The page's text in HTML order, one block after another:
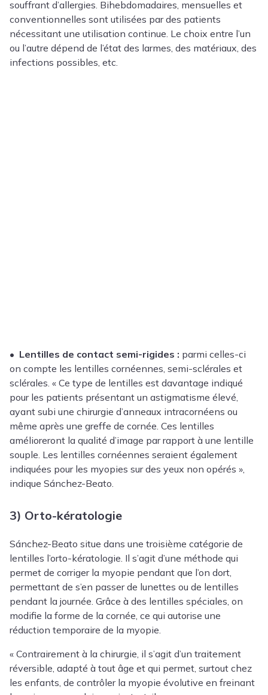
souffrant d’allergies. Bihebdomadaires, mensuelles et
conventionnelles sont utilisées par des patients
nécessitant une utilisation continue. Le choix entre l’un
ou l’autre dépend de l’état des larmes, des matériaux, des
infections possibles, etc.
• Lentilles de contact semi-rigides : parmi celles-ci
on compte les lentilles cornéennes, semi-sclérales et
sclérales. « Ce type de lentilles est davantage indiqué
pour les patients présentant un astigmatisme élevé,
ayant subi une chirurgie d’anneaux intracornéens ou
même après une greffe de cornée. Ces lentilles
amélioreront la qualité d’image par rapport à une lentille
souple. Les lentilles cornéennes seraient également
indiquées pour les myopies sur des yeux non opérés »,
indique Sánchez-Beato.
3) Orto-kératologie
Sánchez-Beato situe dans une troisième catégorie de
lentilles l’orto-kératologie. Il s’agit d’une méthode qui
permet de corriger la myopie pendant que l’on dort,
permettant de s’en passer de lunettes ou de lentilles
pendant la journée. Grâce à des lentilles spéciales, on
modifie la forme de la cornée, ce qui autorise une
réduction temporaire de la myopie.
« Contrairement à la chirurgie, il s’agit d’un traitement
réversible, adapté à tout âge et qui permet, surtout chez
les enfants, de contrôler la myopie évolutive en freinant